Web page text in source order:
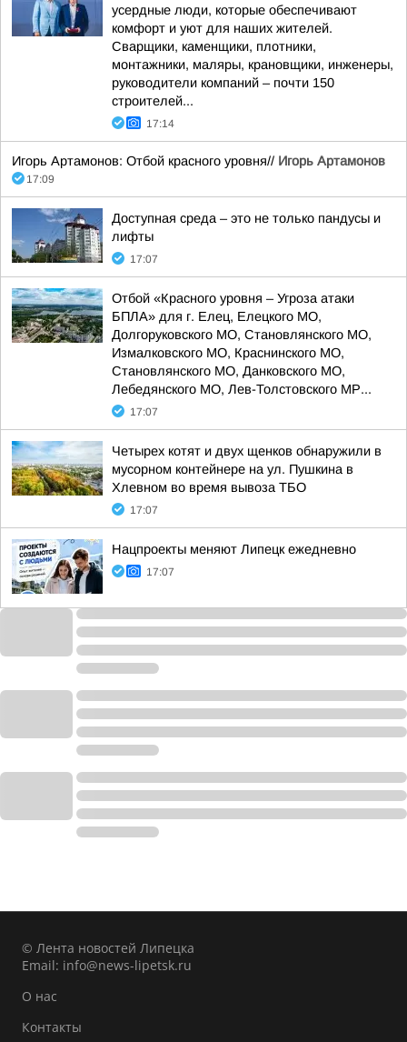
усердные люди, которые обеспечивают
комфорт и уют для наших жителей.
Сварщики, каменщики, плотники,
монтажники, маляры, крановщики, инженеры,
руководители компаний – почти 150
строителей...
17:14
Игорь Артамонов: Отбой красного уровня// Игорь Артамонов
17:09
Доступная среда – это не только пандусы и
лифты
17:07
Отбой «Красного уровня – Угроза атаки
БПЛА» для г. Елец, Елецкого МО,
Долгоруковского МО, Становлянского МО,
Измалковского МО, Краснинского МО,
Становлянского МО, Данковского МО,
Лебедянского МО, Лев-Толстовского МР...
17:07
Четырех котят и двух щенков обнаружили в
мусорном контейнере на ул. Пушкина в
Хлевном во время вывоза ТБО
17:07
Нацпроекты меняют Липецк ежедневно
17:07
© Лента новостей Липецка
Email: info@news-lipetsk.ru
О нас
Контакты